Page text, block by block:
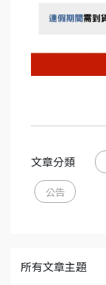
文章分類
公告
所有文章主題